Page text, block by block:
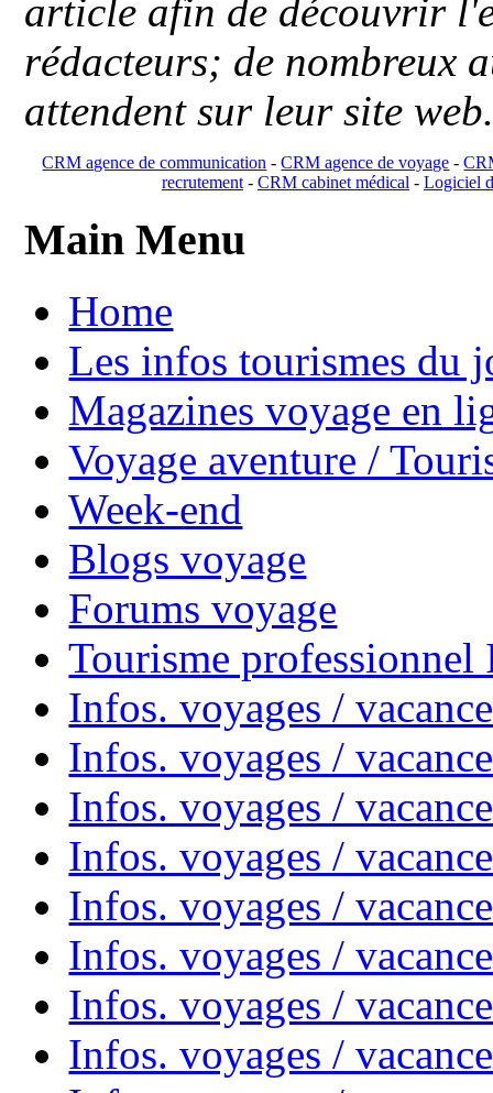
article afin de découvrir
rédacteurs; de nombreux
attendent sur leur site
CRM agence de communication -CRM agence de voyage -
recrutement- CRM cabinet médical- Logiciel
Main Menu
Home
Les infos tourismes du
Magazines voyage en
Voyage aventure /
Week-end
Blogs voyage
Forums voyage
Tourisme
Infos. voyages /
Infos. voyages /
Infos. voyages /
Infos. voyages /
Infos. voyages /
Infos. voyages /
Infos. voyages /
Infos. voyages /